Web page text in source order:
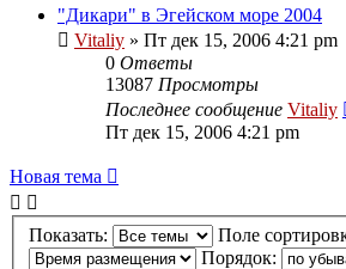
"Дикари" в Эгейском море 2004
Vitaliy » Пт дек 15, 2006 4:21 pm
0 Ответы
13087 Просмотры
Последнее сообщение Vitaliy
Пт дек 15, 2006 4:21 pm
Новая тема
Показать:
Поле
Порядок: